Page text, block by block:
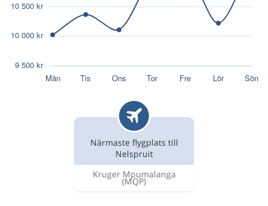
Närmaste flygplats till
Nelspruit
Kruger Mpumalanga
(MQP)